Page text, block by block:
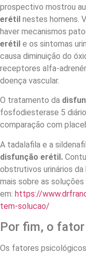
prospectivo mostrou
erétil nestes homens.
haver mecanismos
erétil e os sintomas
causa diminuição do
receptores alfa-
doença vascular.
O tratamento da
fosfodiesterase 5
comparação com
A tadalafila e a
disfunção erétil.
obstrutivos urinários da
mais sobre as
em: https://
tem-solucao/
Por fim, o
Os fatores